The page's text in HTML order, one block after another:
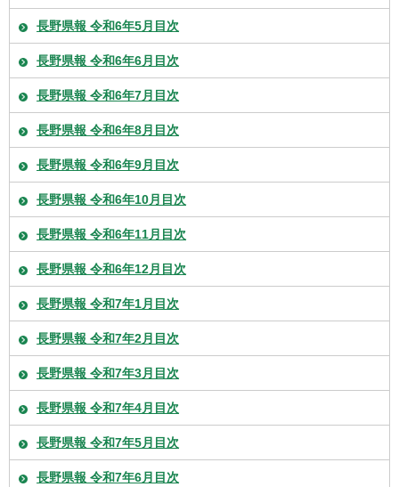
長野県報 令和6年5月目次
長野県報 令和6年6月目次
長野県報 令和6年7月目次
長野県報 令和6年8月目次
長野県報 令和6年9月目次
長野県報 令和6年10月目次
長野県報 令和6年11月目次
長野県報 令和6年12月目次
長野県報 令和7年1月目次
長野県報 令和7年2月目次
長野県報 令和7年3月目次
長野県報 令和7年4月目次
長野県報 令和7年5月目次
長野県報 令和7年6月目次